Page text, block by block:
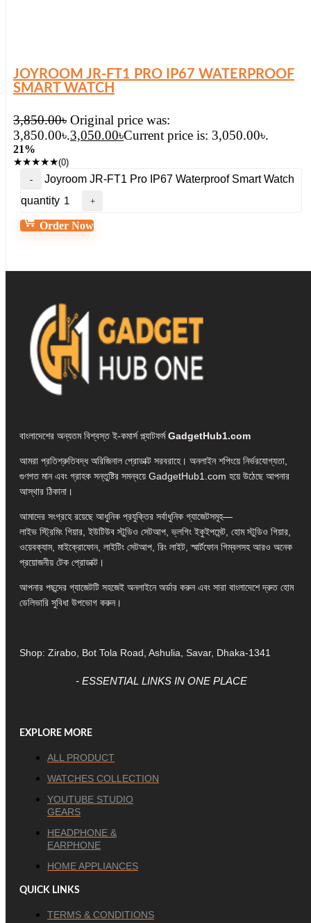
JOYROOM JR-FT1 PRO IP67 WATERPROOF
SMART WATCH
3,850.00৳ Original price was:
3,850.00৳.3,050.00৳Current price is: 3,050.00৳.
21%
★★★★★(0)
Joyroom JR-FT1 Pro IP67 Waterproof Smart Watch
quantity
Order Now
বাংলাদেশের অন্যতম বিশ্বস্ত ই-কমার্স প্ল্যাটফর্মGadgetHub1.com
আমরা প্রতিশ্রুতিবদ্ধ অরিজিনাল প্রোডাক্ট সরবরাহে। অনলাইন শপিংয়ে নির্ভরযোগ্যতা,
গুণগত মান এবং গ্রাহক সন্তুষ্টির সমন্বয়ে GadgetHub1.com হয়ে উঠেছে আপনার
আস্থার ঠিকানা।
আমাদের সংগ্রহে রয়েছে আধুনিক প্রযুক্তির সর্বাধুনিক গ্যাজেটসমূহ—
লাইভ স্ট্রিমিং গিয়ার, ইউটিউব স্টুডিও সেটআপ, ভ্লগিং ইকুইপমেন্ট, হোম স্টুডিও গিয়ার,
ওয়েবক্যাম, মাইক্রোফোন, লাইটিং সেটআপ, রিং লাইট, স্মার্টফোন গিম্বলসহ আরও অনেক
প্রয়োজনীয় টেক প্রোডাক্ট।
আপনার পছন্দের গ্যাজেটটি সহজেই অনলাইনে অর্ডার করুন এবং সারা বাংলাদেশে দ্রুত হোম
ডেলিভারি সুবিধা উপভোগ করুন।
Shop: Zirabo, Bot Tola Road, Ashulia, Savar, Dhaka-1341
- ESSENTIAL LINKS IN ONE PLACE
EXPLORE MORE
ALL PRODUCT
WATCHES COLLECTION
YOUTUBE STUDIO
GEARS
HEADPHONE &
EARPHONE
HOME APPLIANCES
QUICK LINKS
TERMS & CONDITIONS